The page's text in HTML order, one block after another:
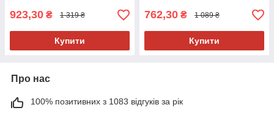
923,30 ₴ 1 319 ₴
Купити
762,30 ₴ 1 089 ₴
Купити
Про нас
100% позитивних з 1083 відгуків за рік